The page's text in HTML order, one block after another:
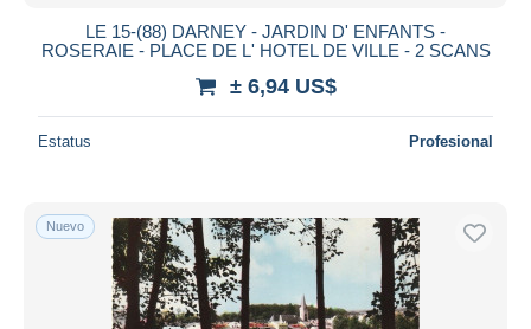
LE 15-(88) DARNEY - JARDIN D' ENFANTS -
ROSERAIE - PLACE DE L' HOTEL DE VILLE - 2 SCANS
± 6,94 US$
Estatus Profesional
Nuevo